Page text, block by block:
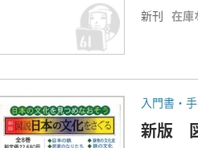
新刊 在庫
入門書・
新版